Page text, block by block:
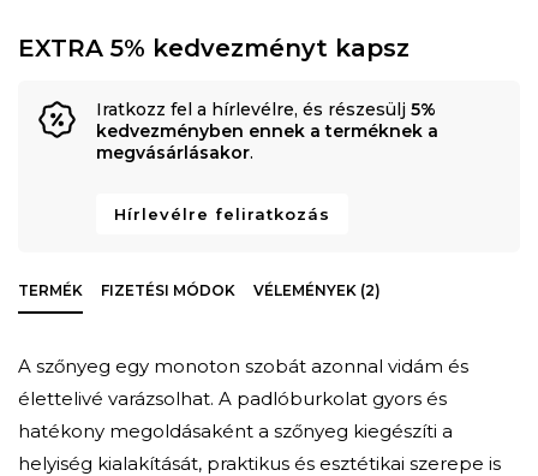
EXTRA 5% kedvezményt kapsz
Iratkozz fel a hírlevélre, és részesülj 5%
kedvezményben ennek a terméknek a
megvásárlásakor.
Hírlevélre feliratkozás
TERMÉK FIZETÉSI MÓDOK VÉLEMÉNYEK (2)
A szőnyeg egy monoton szobát azonnal vidám és
élettelivé varázsolhat. A padlóburkolat gyors és
hatékony megoldásaként a szőnyeg kiegészíti a
helyiség kialakítását, praktikus és esztétikai szerepe is